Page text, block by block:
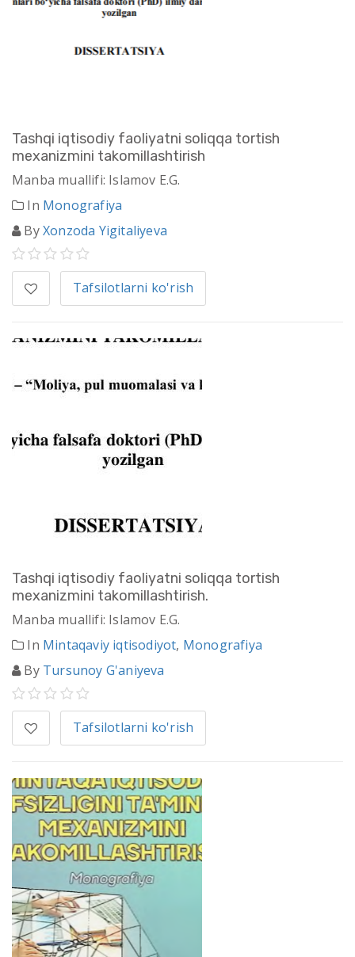
Tashqi iqtisodiy faoliyatni soliqqa tortish
mexanizmini takomillashtirish
Manba muallifi: Islamov E.G.
In Monografiya
ByXonzoda Yigitaliyeva
Tafsilotlarni ko'rish
Tashqi iqtisodiy faoliyatni soliqqa tortish
mexanizmini takomillashtirish.
Manba muallifi: Islamov E.G.
In Mintaqaviy iqtisodiyot, Monografiya
By Tursunoy G'aniyeva
Tafsilotlarni ko'rish